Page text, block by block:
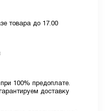
товара до 17.00
100% предоплате.
доставку